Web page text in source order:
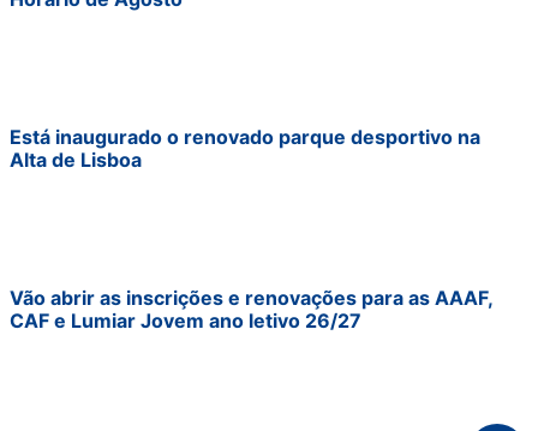
Está inaugurado o renovado parque desportivo na
Alta de Lisboa
Vão abrir as inscrições e renovações para as AAAF,
CAF e Lumiar Jovem ano letivo 26/27